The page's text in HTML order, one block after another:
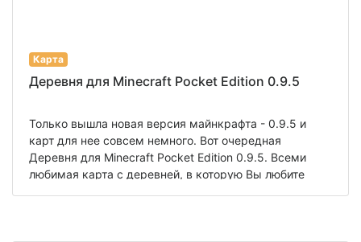
Карта
Деревня для Minecraft Pocket Edition 0.9.5
Только вышла новая версия майнкрафта - 0.9.5 и
карт для нее совсем немного. Вот очередная
Деревня для Minecraft Pocket Edition 0.9.5. Всеми
любимая карта с деревней, в которую Вы любите